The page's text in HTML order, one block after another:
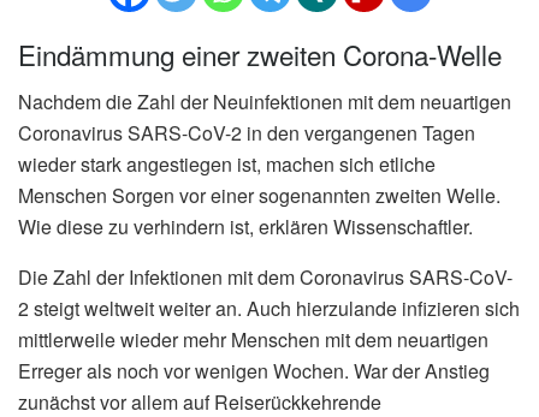
Eindämmung einer zweiten Corona-Welle
Nachdem die Zahl der Neuinfektionen mit dem neuartigen
Coronavirus SARS-CoV-2 in den vergangenen Tagen
wieder stark angestiegen ist, machen sich etliche
Menschen Sorgen vor einer sogenannten zweiten Welle.
Wie diese zu verhindern ist, erklären Wissenschaftler.
Die Zahl der Infektionen mit dem Coronavirus SARS-CoV-
2 steigt weltweit weiter an. Auch hierzulande infizieren sich
mittlerweile wieder mehr Menschen mit dem neuartigen
Erreger als noch vor wenigen Wochen. War der Anstieg
zunächst vor allem auf Reiserückkehrende